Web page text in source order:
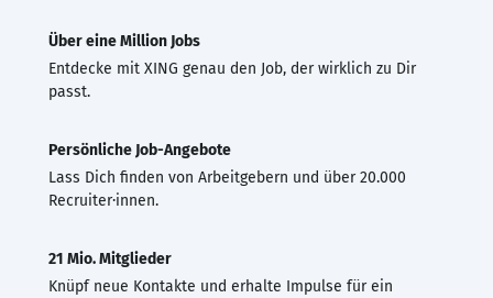
Über eine Million Jobs
Entdecke mit XING genau den Job, der wirklich zu Dir
passt.
Persönliche Job-Angebote
Lass Dich finden von Arbeitgebern und über 20.000
Recruiter·innen.
21 Mio. Mitglieder
Knüpf neue Kontakte und erhalte Impulse für ein